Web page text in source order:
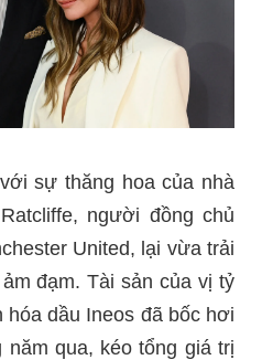
sự thăng hoa của nhà
người đồng chủ
United, lại vừa trải
đạm. Tài sản của vị tỷ
hóa dầu Ineos đã bốc hơi
năm qua, kéo tổng giá trị